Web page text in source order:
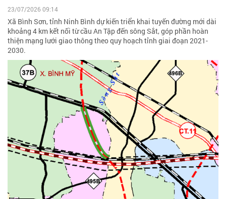
23/07/2026 09:14
Xã Bình Sơn, tỉnh Ninh Bình dự kiến triển khai tuyến đường mới dài
khoảng 4 km kết nối từ cầu An Tập đến sông Sắt, góp phần hoàn
thiện mạng lưới giao thông theo quy hoạch tỉnh giai đoạn 2021-
2030.